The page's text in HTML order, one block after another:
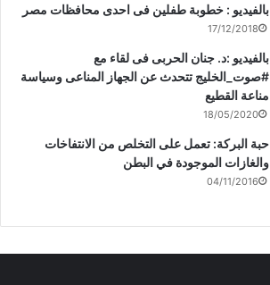
بالفيديو : خطوبة طفلين فى احدى محافظات مصر
17/12/2018
بالفيديو :د. جنان الحربى فى لقاء مع
#صوت_الخليج تتحدث عن الجهاز المناعى وسياسة
مناعة القطيع
18/05/2020
حبة البركة: تعمل على التخلص من الانتفاخات
والغازات الموجودة في البطن
04/11/2016